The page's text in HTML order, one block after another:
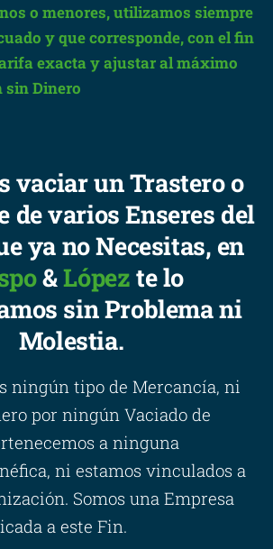
o menores, utilizamos siempre
y que corresponde, con el fin
exacta y ajustar al máximo
sin Dinero
vaciar un Trastero o
de varios Enseres del
ya no Necesitas, en
&Lópezte lo
sin Problema ni
Molestia.
ningún tipo de Mercancía, ni
por ningún Vaciado de
a ninguna
ni estamos vinculados a
Somos una Empresa
a este Fin.